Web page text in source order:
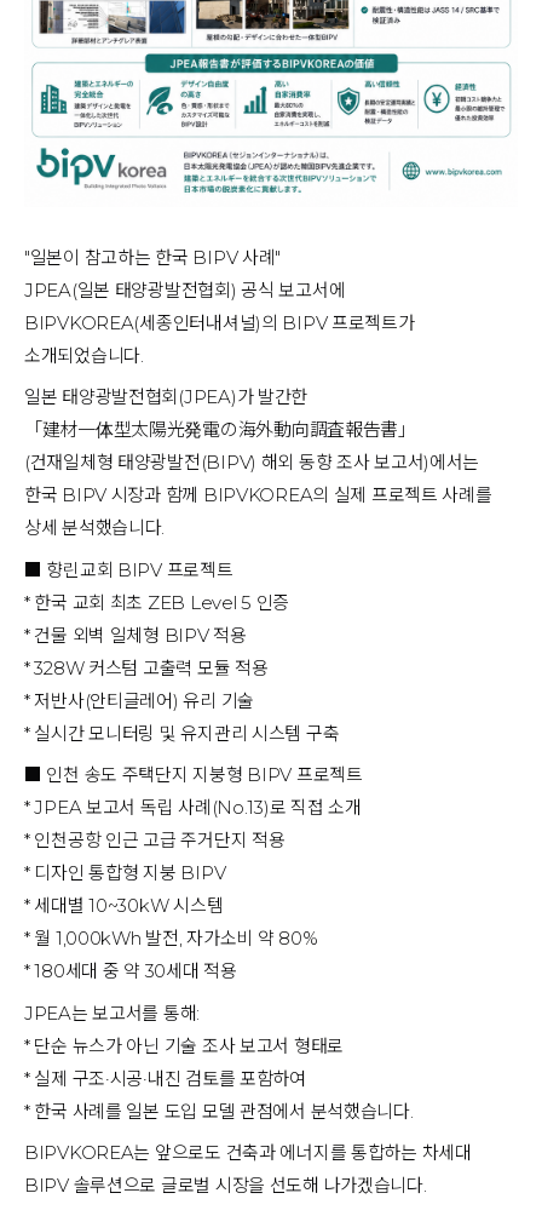
"일본이 참고하는 한국 BIPV 사례"
JPEA(일본 태양광발전협회) 공식 보고서에
BIPVKOREA(세종인터내셔널)의 BIPV 프로젝트가
소개되었습니다.
일본 태양광발전협회(JPEA)가 발간한
「建材一体型太陽光発電の海外動向調査報告書」
(건재일체형 태양광발전(BIPV) 해외 동향 조사 보고서)에서는
한국 BIPV 시장과 함께 BIPVKOREA의 실제 프로젝트 사례를
상세 분석했습니다.
■ 향린교회 BIPV 프로젝트
* 한국 교회 최초 ZEB Level 5 인증
* 건물 외벽 일체형 BIPV 적용
* 328W 커스텀 고출력 모듈 적용
* 저반사(안티글레어) 유리 기술
* 실시간 모니터링 및 유지관리 시스템 구축
■ 인천 송도 주택단지 지붕형 BIPV 프로젝트
* JPEA 보고서 독립 사례(No.13)로 직접 소개
* 인천공항 인근 고급 주거단지 적용
* 디자인 통합형 지붕 BIPV
* 세대별 10~30kW 시스템
* 월 1,000kWh 발전, 자가소비 약 80%
* 180세대 중 약 30세대 적용
JPEA는 보고서를 통해:
* 단순 뉴스가 아닌 기술 조사 보고서 형태로
* 실제 구조·시공·내진 검토를 포함하여
* 한국 사례를 일본 도입 모델 관점에서 분석했습니다.
BIPVKOREA는 앞으로도 건축과 에너지를 통합하는 차세대
BIPV 솔루션으로 글로벌 시장을 선도해 나가겠습니다.